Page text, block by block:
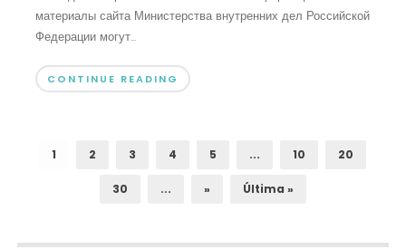
материалы сайта Министерства внутренних дел Российской
Федерации могут...
CONTINUE READING
1 2 3 4 5 ... 10 20
30 ... » Última »